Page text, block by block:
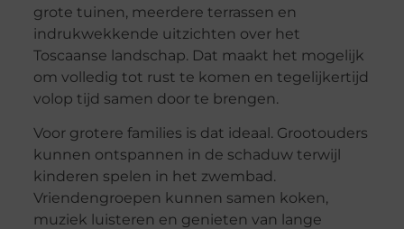
grote tuinen, meerdere terrassen en
indrukwekkende uitzichten over het
Toscaanse landschap. Dat maakt het mogelijk
om volledig tot rust te komen en tegelijkertijd
volop tijd samen door te brengen.
Voor grotere families is dat ideaal. Grootouders
kunnen ontspannen in de schaduw terwijl
kinderen spelen in het zwembad.
Vriendengroepen kunnen samen koken,
muziek luisteren en genieten van lange